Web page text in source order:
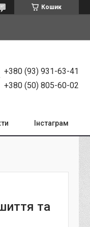
Кошик
+380 (93) 931-63-41
+380 (50) 805-60-02
Інстаграм
та